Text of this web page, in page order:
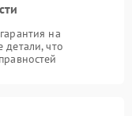
на
что